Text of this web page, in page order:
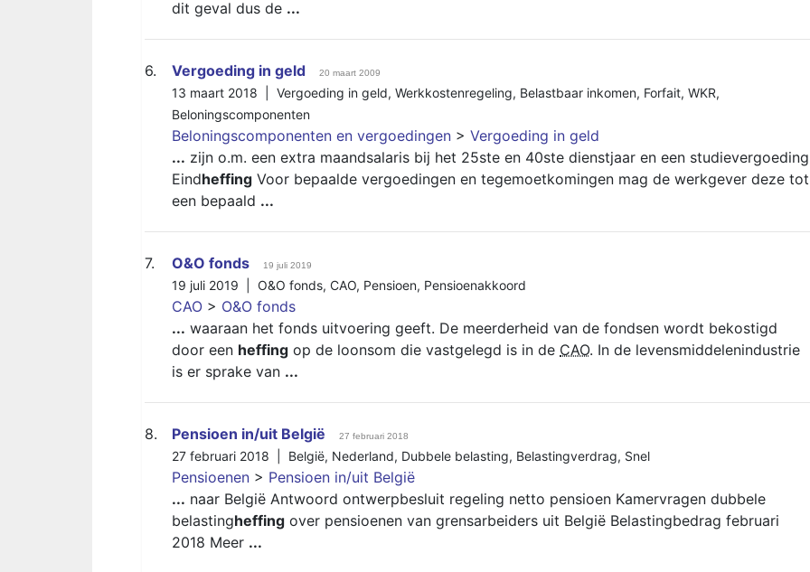
dit geval dus de ...
6. Vergoeding in geld 20 maart 2009
13 maart 2018 | Vergoeding in geld, Werkkostenregeling, Belastbaar inkomen, Forfait, WKR,
Beloningscomponenten
Beloningscomponenten en vergoedingen > Vergoeding in geld
... zijn o.m. een extra maandsalaris bij het 25ste en 40ste dienstjaar en een
Eindheffing Voor bepaalde vergoedingen en tegemoetkomingen mag de werkgever deze tot
een bepaald ...
7. O&O fonds 19 juli 2019
19 juli 2019 | O&O fonds, CAO, Pensioen, Pensioenakkoord
CAO > O&O fonds
... waaraan het fonds uitvoering geeft. De meerderheid van de fondsen wordt bekostigd
door een heffing op de loonsom die vastgelegd is in de CAO. In de levensmiddelenindustrie
is er sprake van ...
8. Pensioen in/uit België 27 februari 2018
27 februari 2018 | België, Nederland, Dubbele belasting, Belastingverdrag, Snel
Pensioenen > Pensioen in/uit België
... naar België Antwoord ontwerpbesluit regeling netto pensioen Kamervragen dubbele
belastingheffing over pensioenen van grensarbeiders uit België Belastingbedrag februari
2018 Meer ...